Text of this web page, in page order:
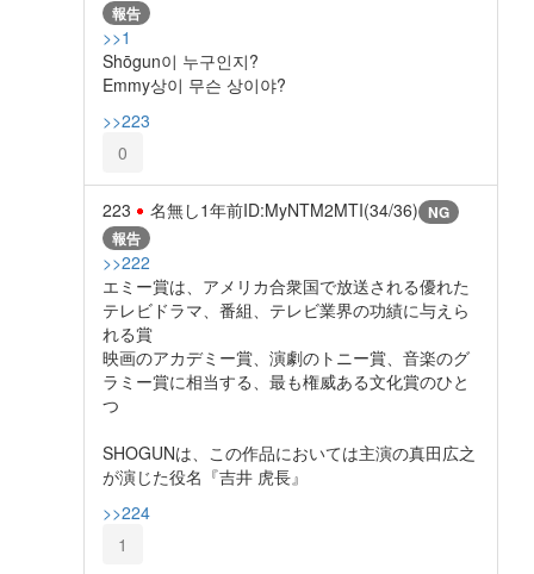
報告
>>1
Shōgun이 누구인지?
Emmy상이 무슨 상이야?
>>223
0
223 名無し1年前ID:MyNTM2MTI(34/36) NG
報告
>>222
エミー賞は、アメリカ合衆国で放送される優れた
テレビドラマ、番組、テレビ業界の功績に与えら
れる賞
映画のアカデミー賞、演劇のトニー賞、音楽のグ
ラミー賞に相当する、最も権威ある文化賞のひと
つ
SHOGUNは、この作品においては主演の真田広之
が演じた役名『吉井 虎長』
>>224
1